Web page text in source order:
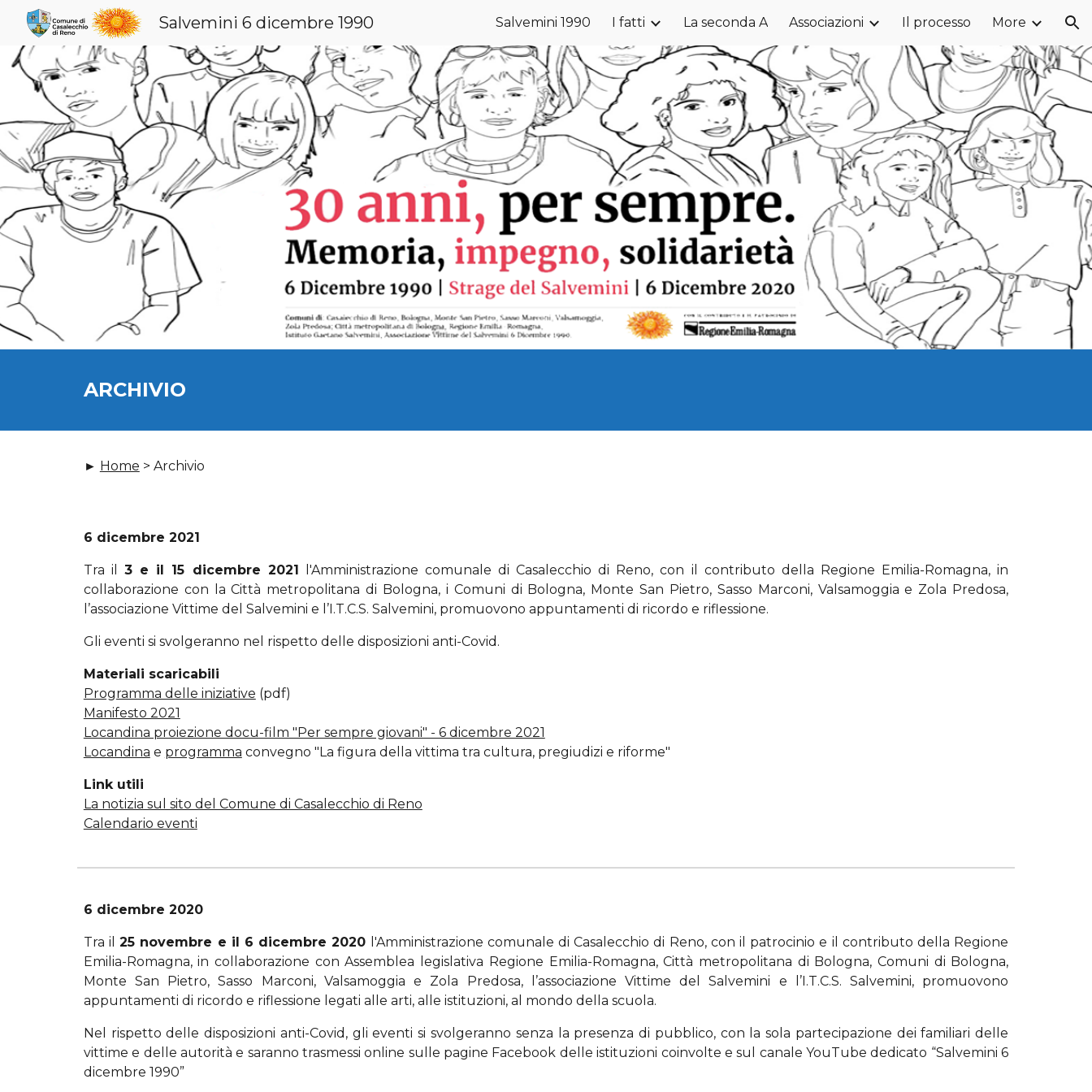
Skip to main content Skip to navigation
Salvemini 6 dicembre 1990 Salvemini 1990 I fatti La seconda A Associazioni Il processo More
ARCHIVIO
► Home > Archivio
6 dicembre 2021
Tra il3 e il 15 dicembre 2021 l'Amministrazione comunale di Casalecchio di Reno, con il contributo della Regione Emilia-Romagna, in
collaborazione con la Città metropolitana di Bologna, i Comuni di Bologna, Monte San Pietro, Sasso Marconi, Valsamoggia e Zola Predosa,
l’associazione Vittime del Salvemini e l’I.T.C.S. Salvemini, promuovono appuntamenti di ricordo e riflessione.
Gli eventi si svolgeranno nel rispetto delle disposizioni anti-Covid.
Materiali scaricabili
Programma delle iniziative (pdf)
Manifesto 2021
Locandina proiezione docu-film "Per sempre giovani" - 6 dicembre 2021
Locandina e programma convegno "La figura della vittima tra cultura, pregiudizi e riforme"
Link utili
La notizia sul sito del Comune di Casalecchio di Reno
Calendario eventi
6 dicembre 2020
Tra il25 novembre e il 6 dicembre 2020 l'Amministrazione comunale di Casalecchio di Reno, con il patrocinio e il contributo della Regione
Emilia-Romagna, in collaborazione con Assemblea legislativa Regione Emilia-Romagna, Città metropolitana di Bologna, Comuni di Bologna,
Monte San Pietro, Sasso Marconi, Valsamoggia e Zola Predosa, l’associazione Vittime del Salvemini e l’I.T.C.S. Salvemini, promuovono
appuntamenti di ricordo e riflessione legati alle arti, alle istituzioni, al mondo della scuola.
Nel rispetto delle disposizioni anti-Covid, gli eventi si svolgeranno senza la presenza di pubblico, con la sola partecipazione dei familiari delle
vittime e delle autorità e saranno trasmessi online sulle pagine Facebook delle istituzioni coinvolte e sul canale YouTube dedicato “Salvemini 6
dicembre 1990”